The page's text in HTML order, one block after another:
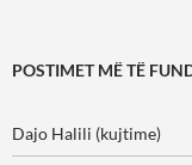
POSTIMET MË TË
Dajo Halili (kujtime)